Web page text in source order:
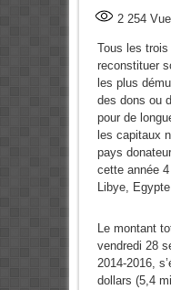
2 254
Tous les
reconstituer
les plus
des dons ou
pour de
les capitaux
pays
cette année
Libye,
Le montant
vendredi 28
2014-2016,
dollars (5,4